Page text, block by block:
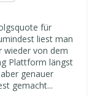
für
liest man
wieder von dem
Plattform längst
genauer
gemacht...